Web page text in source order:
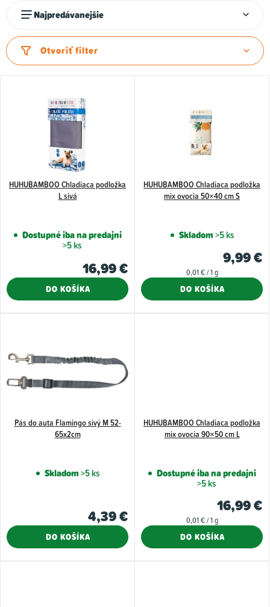
d
e
d
v
Najpredávanejšie
Otvoriť filter
r
d
t
o
HUHUBAMBOO Chladiaca podložka
L sivá
Dostupné iba na predajni
>5 ks
16,99 €
DO KOŠÍKA
HUHUBAMBOO Chladiaca podložka
mix ovocia 50×40 cm S
Skladom>5 ks
9,99 €
Jednotková
0,01 € / 1 g
DO KOŠÍKA
Pás do auta Flamingo sivý M 52-
65x2cm
Skladom>5 ks
4,39 €
DO KOŠÍKA
HUHUBAMBOO Chladiaca podložka
mix ovocia 90×50 cm L
Dostupné iba na predajni
>5 ks
16,99 €
Jednotková
0,01 € / 1 g
DO KOŠÍKA